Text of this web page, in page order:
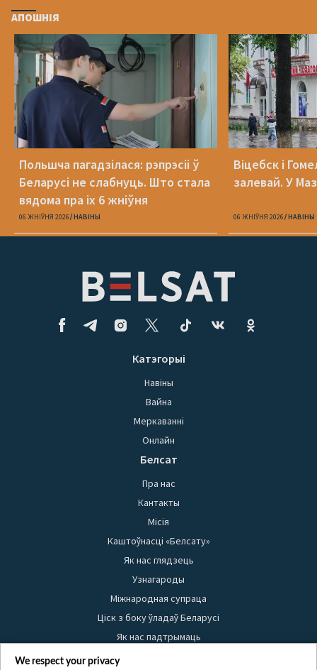
АПОШНІЯ
Польшча пагадзілася: рэпрэсіі ў
Беларусі не слабнуць. Што стала
вядома пра іх 6 жніўня
06 ЖНІЎНЯ 2026 НАВІНЫ
Віцебск і
залевай. У
06 ЖНІЎНЯ 2026 НАВІНЫ
Катэгорыі
Навіны
Вайна
Меркаванні
Онлайн
Белсат
Пра нас
Кантакты
Місія
Каштоўнасці «Белсату»
Як нас глядзець
Узнагароды
Міжнародная супраца
Ціск з боку ўладаў Беларусі
Як нас падтрымаць
Правілы выкарыстання матэрыялаў
We respect your privacy